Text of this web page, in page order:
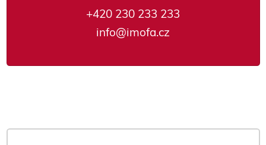
+420 230 233 233
info@imofa.cz